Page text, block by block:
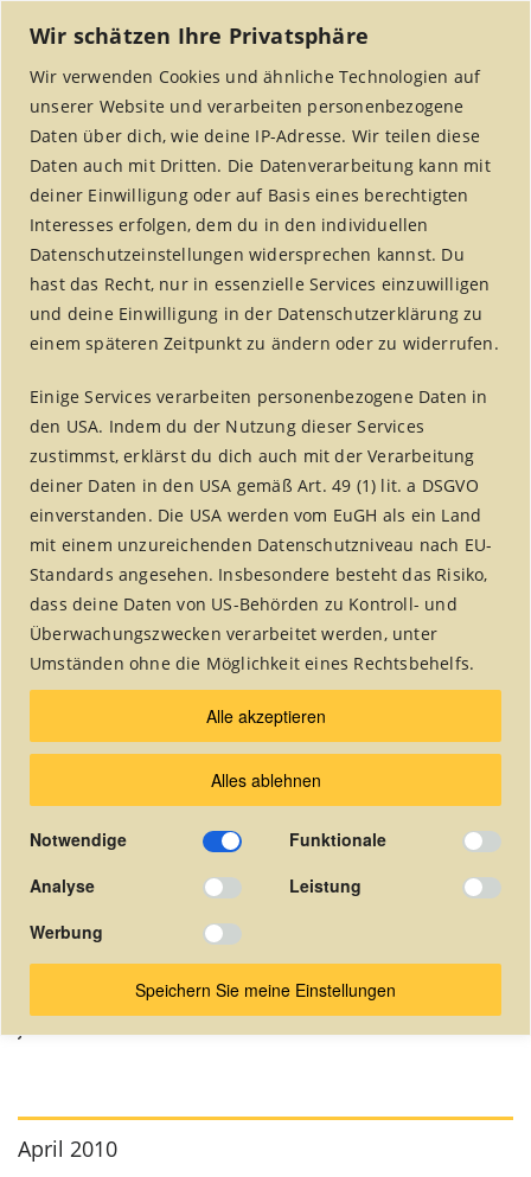
Wir schätzen Ihre Privatsphäre
Wir verwenden Cookies und ähnliche Technologien auf
unserer Website und verarbeiten personenbezogene
Daten über dich, wie deine IP-Adresse. Wir teilen diese
Daten auch mit Dritten. Die Datenverarbeitung kann mit
deiner Einwilligung oder auf Basis eines berechtigten
Interesses erfolgen, dem du in den individuellen
Datenschutzeinstellungen widersprechen kannst. Du
hast das Recht, nur in essenzielle Services einzuwilligen
und deine Einwilligung in der Datenschutzerklärung zu
einem späteren Zeitpunkt zu ändern oder zu widerrufen.
Einige Services verarbeiten personenbezogene Daten in
den USA. Indem du der Nutzung dieser Services
zustimmst, erklärst du dich auch mit der Verarbeitung
deiner Daten in den USA gemäß Art. 49 (1) lit. a DSGVO
einverstanden. Die USA werden vom EuGH als ein Land
mit einem unzureichenden Datenschutzniveau nach EU-
Standards angesehen. Insbesondere besteht das Risiko,
dass deine Daten von US-Behörden zu Kontroll- und
Überwachungszwecken verarbeitet werden, unter
Umständen ohne die Möglichkeit eines Rechtsbehelfs.
Alles ablehnen
Alle akzeptieren
Notwendige
Funktionale
Analyse
Leistung
Werbung
Speichern Sie meine Einstellungen
fair handeln aktuell –
Jahrgang 4
Home/fair handeln aktuell /
fair handeln aktuell – Jahrgang 4
Die Vereinszeitung wurde 2018
Seit dieser Zeit veröffentlichen wir unsere Artikel
in dem Alsdorfer Stadtmagazin "undsond?!".
Die quartalsweise herausgegebene
Vereinszeitung ist hier online als pdf-Dokument
abrufbar.
(In der Zeitung auf die gewünschte Seite klicken um das pdf-
Dokument zu öffnen).
Januar 2010
April 2010